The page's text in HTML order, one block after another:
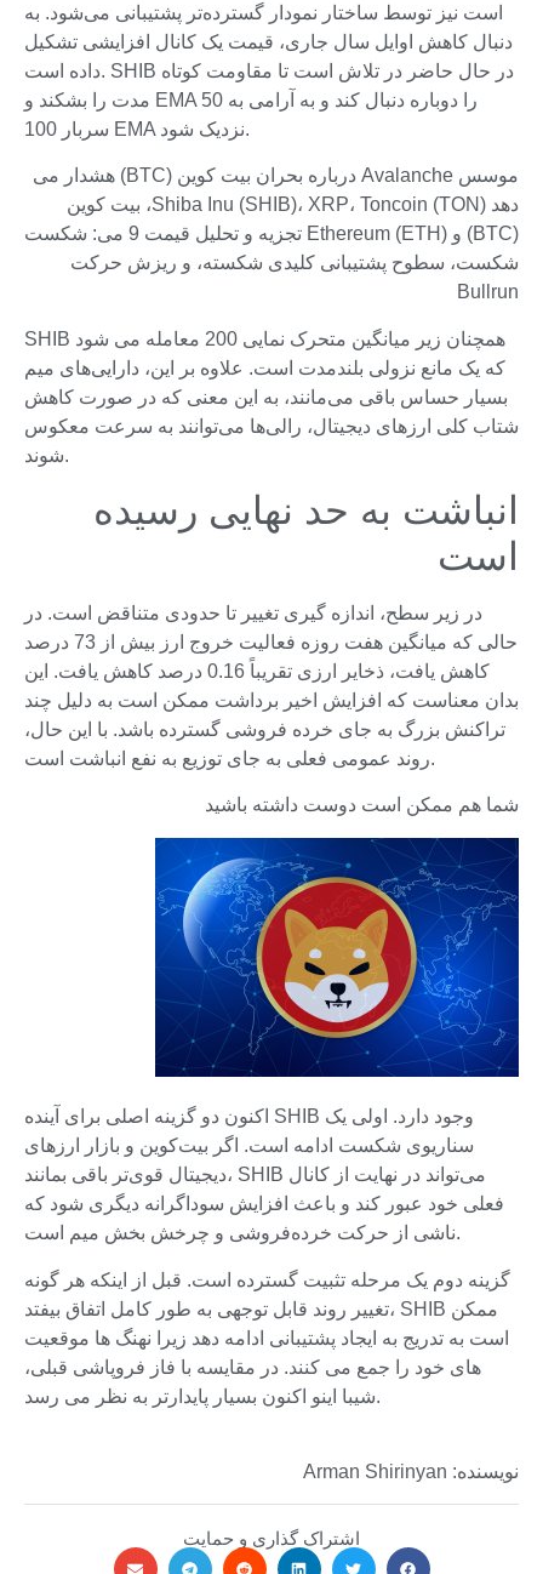
است نیز توسط ساختار نمودار گسترده‌تر پشتیبانی می‌شود. به
دنبال کاهش اوایل سال جاری، قیمت یک کانال افزایشی تشکیل
داده است. SHIB در حال حاضر در تلاش است تا مقاومت کوتاه
مدت را بشکند و EMA 50 را دوباره دنبال کند و به آرامی به
سربار 100 EMA نزدیک شود.
موسس Avalanche درباره بحران بیت کوین (BTC) هشدار می
دهد Shiba Inu (SHIB)، XRP، Toncoin (TON)، بیت کوین
(BTC) و Ethereum (ETH) تجزیه و تحلیل قیمت 9 می: شکست
شکست، سطوح پشتیبانی کلیدی شکسته، و ریزش حرکت
Bullrun
SHIB همچنان زیر میانگین متحرک نمایی 200 معامله می شود
که یک مانع نزولی بلندمدت است. علاوه بر این، دارایی‌های میم
بسیار حساس باقی می‌مانند، به این معنی که در صورت کاهش
شتاب کلی ارزهای دیجیتال، رالی‌ها می‌توانند به سرعت معکوس
شوند.
انباشت به حد نهایی رسیده
است
در زیر سطح، اندازه گیری تغییر تا حدودی متناقض است. در
حالی که میانگین هفت روزه فعالیت خروج ارز بیش از 73 درصد
کاهش یافت، ذخایر ارزی تقریباً 0.16 درصد کاهش یافت. این
بدان معناست که افزایش اخیر برداشت ممکن است به دلیل چند
تراکنش بزرگ به جای خرده فروشی گسترده باشد. با این حال،
روند عمومی فعلی به جای توزیع به نفع انباشت است.
شما هم ممکن است دوست داشته باشید
اکنون دو گزینه اصلی برای آینده SHIB وجود دارد. اولی یک
سناریوی شکست ادامه است. اگر بیت‌کوین و بازار ارزهای
دیجیتال قوی‌تر باقی بمانند، SHIB می‌تواند در نهایت از کانال
فعلی خود عبور کند و باعث افزایش سوداگرانه دیگری شود که
ناشی از حرکت خرده‌فروشی و چرخش بخش میم است.
گزینه دوم یک مرحله تثبیت گسترده است. قبل از اینکه هر گونه
تغییر روند قابل توجهی به طور کامل اتفاق بیفتد، SHIB ممکن
است به تدریج به ایجاد پشتیبانی ادامه دهد زیرا نهنگ ها موقعیت
های خود را جمع می کنند. در مقایسه با فاز فروپاشی قبلی،
شیبا اینو اکنون بسیار پایدارتر به نظر می رسد.
نویسنده: Arman Shirinyan
اشتراک گذاری و حمایت